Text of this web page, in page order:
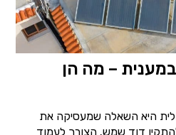
– מה הן
היא השאלה שמעסיקה את
דוד שמש. הצורך לעמוד